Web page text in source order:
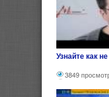
Узнайте как
3849